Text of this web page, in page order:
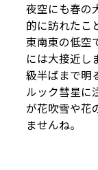
夜空にも春の
的に訪れたこ
東南東の低空
には大接近し
級半ばまで明
ルック彗星に
が花吹雪や花
ませんね。